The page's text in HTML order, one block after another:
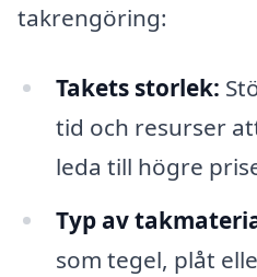
takrengöring:
Takets storlek:
tid och resurser
leda till högre
Typ av
som tegel, plåt